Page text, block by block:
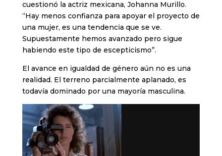
cuestionó la actriz mexicana, Johanna Murillo.
“Hay menos confianza para apoyar el proyecto de
una mujer, es una tendencia que se ve.
Supuestamente hemos avanzado pero sigue
habiendo este tipo de escepticismo”.
El avance en igualdad de género aún no es una
realidad. El terreno parcialmente aplanado, es
todavía dominado por una mayoría masculina.